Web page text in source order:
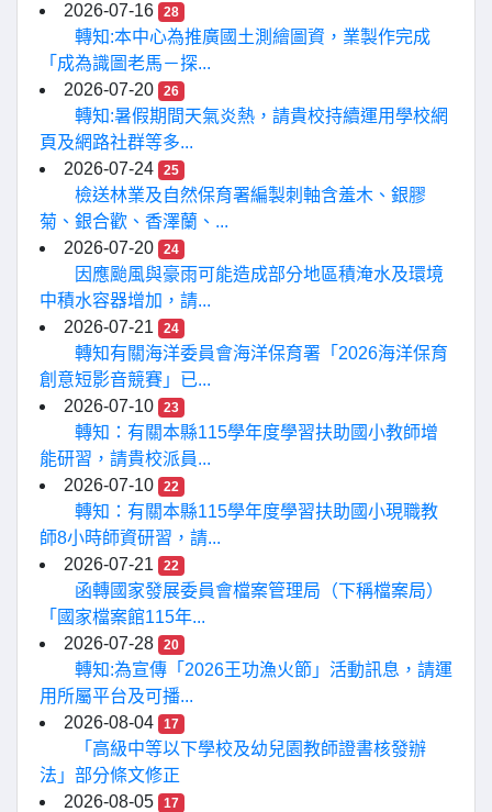
2026-07-16
28
轉知:本中心為推廣國土測繪圖資，業製作完成
「成為識圖老馬－探...
2026-07-20
26
轉知:暑假期間天氣炎熱，請貴校持續運用學校網
頁及網路社群等多...
2026-07-24
25
檢送林業及自然保育署編製刺軸含羞木、銀膠
菊、銀合歡、香澤蘭、...
2026-07-20
24
因應颱風與豪雨可能造成部分地區積淹水及環境
中積水容器增加，請...
2026-07-21
24
轉知有關海洋委員會海洋保育署「2026海洋保育
創意短影音競賽」已...
2026-07-10
23
轉知：有關本縣115學年度學習扶助國小教師增
能研習，請貴校派員...
2026-07-10
22
轉知：有關本縣115學年度學習扶助國小現職教
師8小時師資研習，請...
2026-07-21
22
函轉國家發展委員會檔案管理局（下稱檔案局）
「國家檔案館115年...
2026-07-28
20
轉知:為宣傳「2026王功漁火節」活動訊息，請運
用所屬平台及可播...
2026-08-04
17
「高級中等以下學校及幼兒園教師證書核發辦
法」部分條文修正
2026-08-05
17